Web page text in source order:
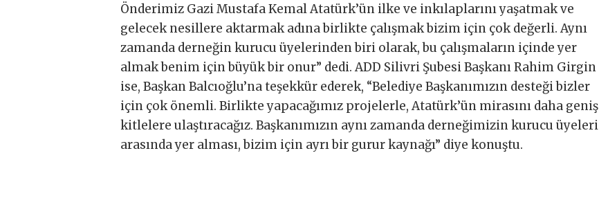
Önderimiz Gazi Mustafa Kemal Atatürk’ün ilke ve inkılaplarını yaşatmak ve
gelecek nesillere aktarmak adına birlikte çalışmak bizim için çok değerli. Aynı
zamanda derneğin kurucu üyelerinden biri olarak, bu çalışmaların içinde yer
almak benim için büyük bir onur” dedi. ADD Silivri Şubesi Başkanı Rahim Girgin
ise, Başkan Balcıoğlu’na teşekkür ederek, “Belediye Başkanımızın desteği bizler
için çok önemli. Birlikte yapacağımız projelerle, Atatürk’ün mirasını daha geniş
kitlelere ulaştıracağız. Başkanımızın aynı zamanda derneğimizin kurucu üyeleri
arasında yer alması, bizim için ayrı bir gurur kaynağı” diye konuştu.